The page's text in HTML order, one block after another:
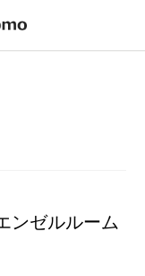
ンゼルルーム